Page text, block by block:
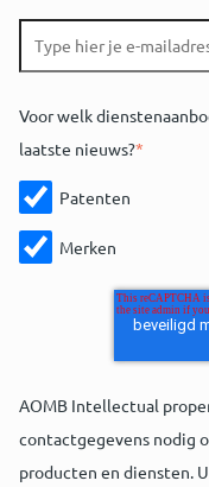
Voor welk
laatste nieuws?*
Patenten
Merken
AOMB Intellectual
contactgegevens nodig
producten en diensten.